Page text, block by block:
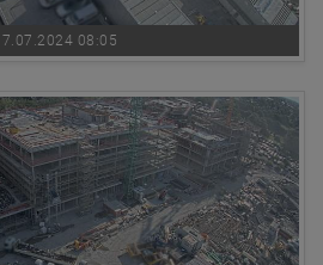
08:05